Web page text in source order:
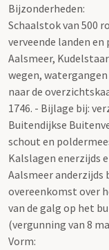
Bijzonderheden:
Schaalstok van 500
verveende landen
Aalsmeer,
wegen,
naar de
1746. - Bijlage bij:
Buitendijkse
schout en
Kalslagen enerzijds
Aalsmeer anderzijds
overeenkomst over
van de galg op het
(vergunning van 8
Vorm: